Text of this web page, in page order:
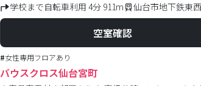
学校まで自転車利用 4分 911m
仙台市地下鉄東
空室確認
#女性専用フロアあり
バウスクロス仙台宮町